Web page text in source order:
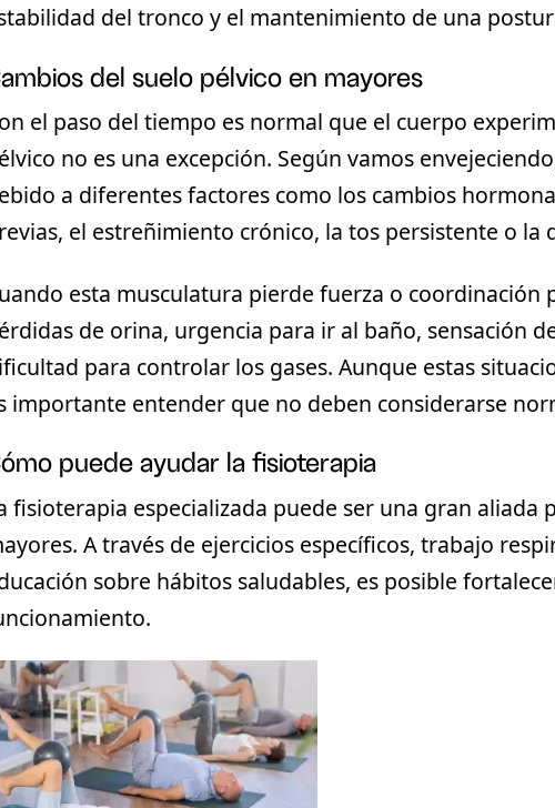
del tronco y el mantenimiento de una
del suelo pélvico en mayores
el paso del tiempo es normal que el cuerpo
no es una excepción. Según vamos
a diferentes factores como los cambios
el estreñimiento crónico, la tos persistente o la
esta musculatura pierde fuerza o coordinación
de orina, urgencia para ir al baño, sensación
para controlar los gases. Aunque estas
importante entender que no deben considerarse
puede ayudar la fisioterapia
fisioterapia especializada puede ser una gran aliada
. A través de ejercicios específicos, trabajo
sobre hábitos saludables, es posible